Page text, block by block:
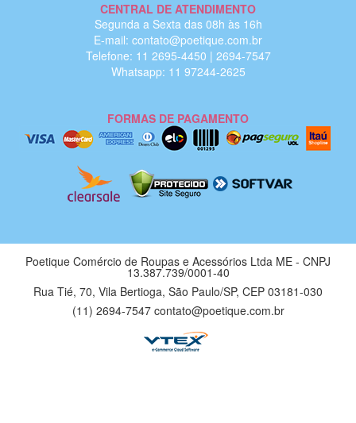
CENTRAL DE ATENDIMENTO
Segunda a Sexta das 08h às 16h
E-mail: contato@poetique.com.br
Telefone: 11 2695-4450 | 2694-7547
Whatsapp: 11 97244-2625
FORMAS DE PAGAMENTO
Poetique Comércio de Roupas e Acessórios Ltda ME - CNPJ
13.387.739/0001-40
Rua Tié, 70, Vila Bertioga, São Paulo/SP, CEP 03181-030
(11) 2694-7547 contato@poetique.com.br